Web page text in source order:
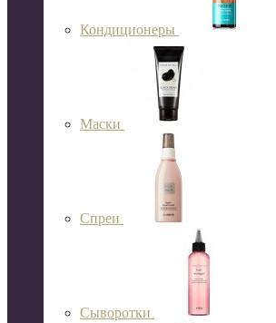
Кондиционеры
Маски
Спреи
Сыворотки